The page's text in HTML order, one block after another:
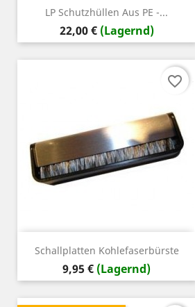
LP Schutzhüllen Aus PE -...
Preis
22,00 € (Lagernd)
Schallplatten Kohlefaserbürste
Preis
9,95 € (Lagernd)
favorite_border